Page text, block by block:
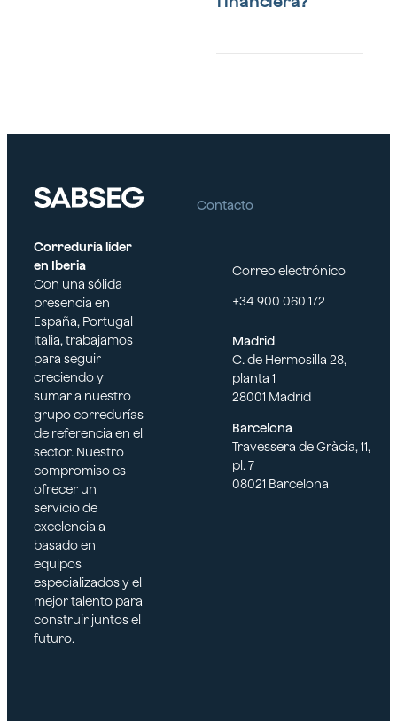
1500€, y se puede
Correduría líder
en Iberia
Con una sólida
presencia en
España, Portugal
Italia, trabajamos
para seguir
creciendo y
sumar a nuestro
grupo corredurías
de referencia en el
sector. Nuestro
compromiso es
ofrecer un
servicio de
excelencia a
basado en
equipos
especializados y el
mejor talento para
construir juntos el
futuro.
Contacto
Correo electrónico
+34 900 060 172
Madrid
C. de Hermosilla 28,
planta 1
28001 Madrid
Barcelona
Travessera de Gràcia, 11,
pl. 7
08021 Barcelona